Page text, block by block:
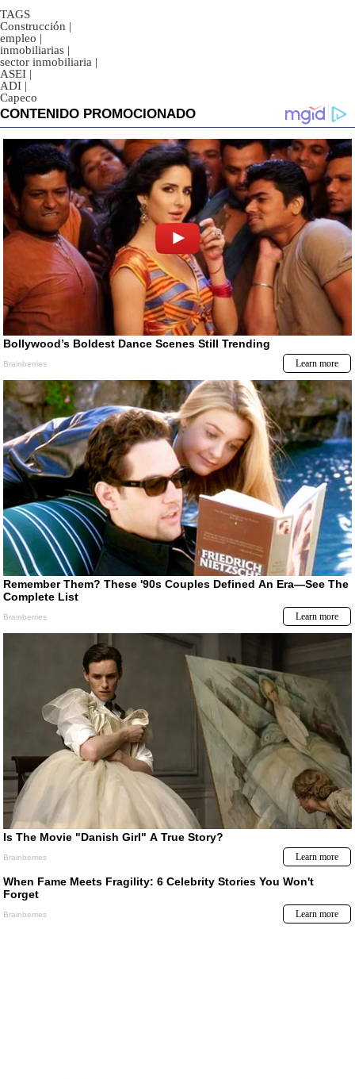
TAGS
Construcción |
empleo |
inmobiliarias |
sector inmobiliaria |
ASEI |
ADI |
Capeco